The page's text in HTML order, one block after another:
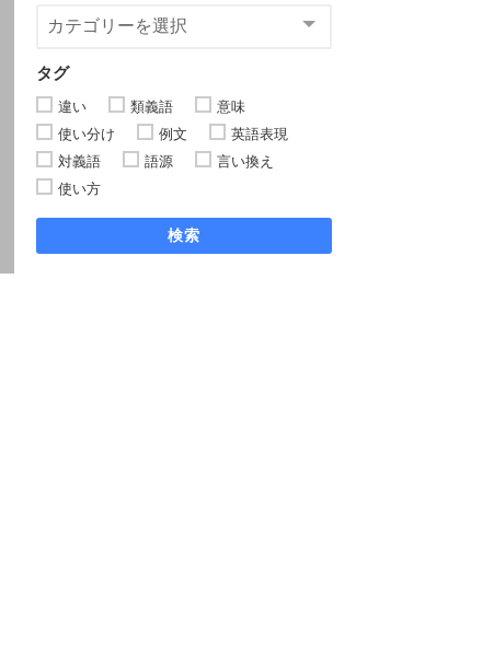
タグ
違い 類義語
意味
使い分け
例文
英語表現
対義語
語源
言い換え
使い方
検索